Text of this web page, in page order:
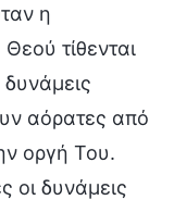
η
τίθενται
αόρατες από
οργή Του.
οι δυνάμεις